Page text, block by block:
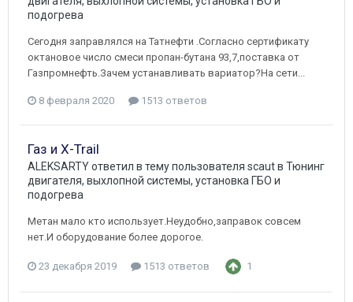
подогрева
Сегодня заправлялся на Татнефти .Согласно сертификату
октановое число смеси пропан-бутана 93,7,поставка от
Газпромнефть.Зачем устанавливать вариатор?На сети...
8 февраля 2020 1513 ответов
Газ и X-Trail
ALEKSARTYответил в тему пользователя scautв Тюнинг
двигателя, выхлопной системы, установка ГБО и
подогрева
Метан мало кто использует.Неудобно,заправок совсем
нет.И оборудование более дорогое.
23 декабря 2019 1513 ответов 1